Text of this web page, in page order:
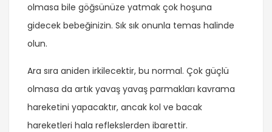
olmasa bile göğsünüze yatmak çok hoşuna
gidecek bebeğinizin. Sık sık onunla temas halinde
olun.
Ara sıra aniden irkilecektir, bu normal. Çok güçlü
olmasa da artık yavaş yavaş parmakları kavrama
hareketini yapacaktır, ancak kol ve bacak
hareketleri hala reflekslerden ibarettir.